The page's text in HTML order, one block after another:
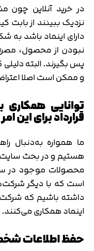
در خرید آنلاین چون
نزدیک ببینند از بابت
دارای اینماد باشد
نبودن از محصول،
پس بگیرند. البته
و ممکن است اصلا
توانایی
قرارداد برای این امر
ما همواره به‌دنبال
هستیم و در بحث
محصولات موجود در
است که با دیگر
داشته باشیم که
اینماد همکاری می‌کنند.
حفظ اطلاعات